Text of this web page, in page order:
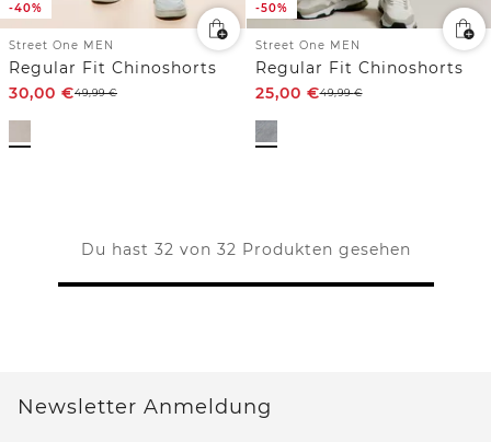
-40%
Street One MEN
Regular Fit Chinoshorts
30,00 €49,99€
-50%
Street One MEN
Regular Fit Chinoshorts
25,00 €49,99€
Du hast 32 von 32 Produkten gesehen
Newsletter Anmeldung